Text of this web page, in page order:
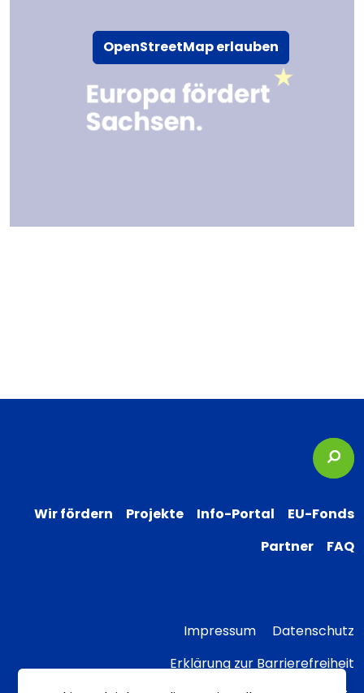
OpenStreetMap erlauben
Wir fördern Projekte Info-Portal
EU-Fonds
Partner
FAQ
Impressum
Datenschutz
Erklärung zur Barrierefreiheit